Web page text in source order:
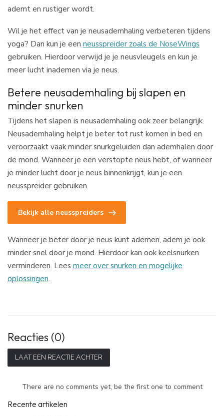
ademt en rustiger wordt.
Wil je het effect van je neusademhaling verbeteren tijdens
yoga? Dan kun je een neusspreider zoals de NoseWings
gebruiken. Hierdoor verwijd je je neusvleugels en kun je
meer lucht inademen via je neus.
Betere neusademhaling bij slapen en
minder snurken
Tijdens het slapen is neusademhaling ook zeer belangrijk.
Neusademhaling helpt je beter tot rust komen in bed en
veroorzaakt vaak minder snurkgeluiden dan ademhalen door
de mond. Wanneer je een verstopte neus hebt, of wanneer
je minder lucht door je neus binnenkrijgt, kun je een
neusspreider gebruiken.
Bekijk alle neusspreiders
Wanneer je beter door je neus kunt ademen, adem je ook
minder snel door je mond. Hierdoor kan ook keelsnurken
verminderen. Lees meer over snurken en mogelijke
oplossingen.
Reacties (0)
LAAT EEN REACTIE ACHTER
There are no comments yet, be the first one to comment
Recente artikelen